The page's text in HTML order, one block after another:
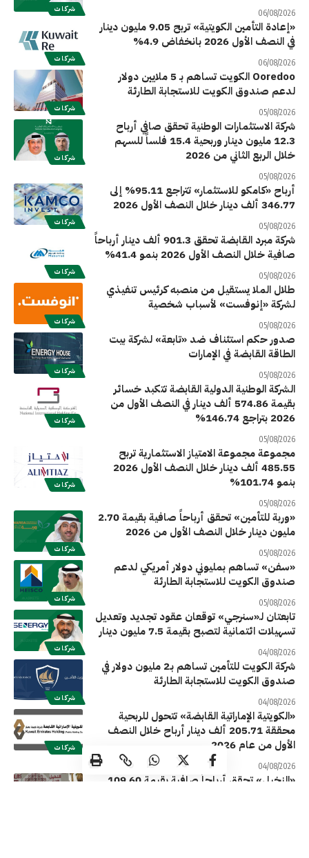
شركات 06/08/2026
شركات
«إعادة التأمين الكويتية» تربح 9.05 مليون دينار
في النصف الأول 2026 بانخفاض 4.9%
06/08/2026
شركات
Ooredoo الكويت تساهم بـ 5 ملايين دولار
لدعم صندوق الكويت للاستجابة الطارئة
05/08/2026
شركات
شركة الاستثمارات الوطنية تحقق صافي أرباح
12.3 مليون دينار وربحية 15.4 فلساً للسهم
خلال الربع الثاني من 2026
05/08/2026
شركات
أرباح «كامكو للاستثمار» تتراجع 95.11% إلى
346.77 ألف دينار خلال النصف الأول 2026
05/08/2026
شركات
شركة مبرد القابضة تحقق 901.3 ألف دينار أرباحاً
صافية خلال النصف الأول 2026 بنمو 41.4%
05/08/2026
شركات
طلال الملا يستقيل من منصبه كرئيس تنفيذي
لشركة «إنوفست» لأسباب شخصية
05/08/2026
شركات
صدور حكم استئناف ضد «تابعة» لشركة بيت
الطاقة القابضة في الإمارات
05/08/2026
شركات
الشركة الوطنية الدولية القابضة تتكبد خسائر
بقيمة 574.86 ألف دينار في النصف الأول من
2026 بتراجع 146.74%
05/08/2026
شركات
مجموعة مجموعة الامتياز الاستثمارية تربح
485.55 ألف دينار خلال النصف الأول 2026
بنمو 101.74%
05/08/2026
شركات
«وربة للتأمين» تحقق أرباحاً صافية بقيمة 2.70
مليون دينار خلال النصف الأول من 2026
05/08/2026
شركات
«سفن» تساهم بمليوني دولار أمريكي لدعم
صندوق الكويت للاستجابة الطارئة
05/08/2026
شركات
تابعتان لـ«سنرجي» توقعان عقود تجديد وتعديل
تسهيلات ائتمانية لتصبح بقيمة 7.5 مليون دينار
04/08/2026
شركات
شركة الكويت للتأمين تساهم بـ2 مليون دولار في
صندوق الكويت للاستجابة الطارئة
04/08/2026
شركات
«الكويتية الإماراتية القابضة» تتحول للربحية
محققة 205.71 ألف دينار أرباح خلال النصف
الأول من عام 2026
04/08/2026
«النخيل» تحقق أرباحاً صافية بقيمة 109.60